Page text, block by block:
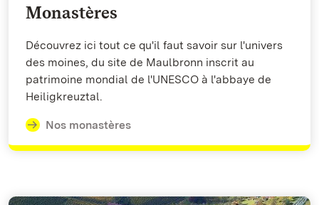
Monastères
Découvrez ici tout ce qu'il faut savoir sur l'univers
des moines, du site de Maulbronn inscrit au
patrimoine mondial de l'UNESCO à l'abbaye de
Heiligkreuztal.
Nos monastères